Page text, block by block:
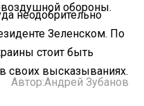
обороны.
неодобрительно
Зеленском. По
стоит быть
своих высказываниях.
Автор:Андрей Зубанов